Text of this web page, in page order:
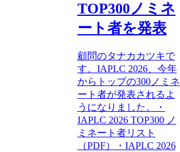
TOP300ノミネ
ート者を発表
顧問のタナカカツキで
す。IAPLC 2026、今年
からトップの300ノミネ
ート者が発表されるよ
うになりました。・
IAPLC 2026 TOP300 ノ
ミネート者リスト
（PDF）・IAPLC 2026